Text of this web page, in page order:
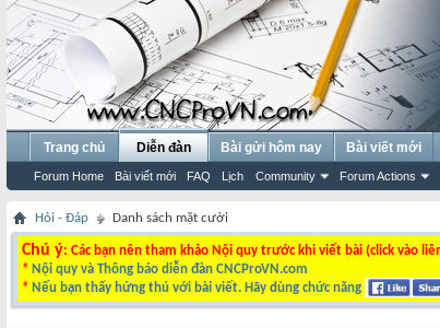
Trang chủ Diễn đàn
Forum Home Bài viết mới FAQ Lịch Community Forum Actions
Bài gửi hôm nay Bài viết mới
Hỏi - Đáp Danh sách mặt cười
Chú ý: Các bạn nên tham khảo Nội quy trước khi viết bài (click vào
* Nội quy và Thông báo diễn đàn CNCProVN.com
* Nếu bạn thấy hứng thú với bài viết. Hãy dùng chức năng